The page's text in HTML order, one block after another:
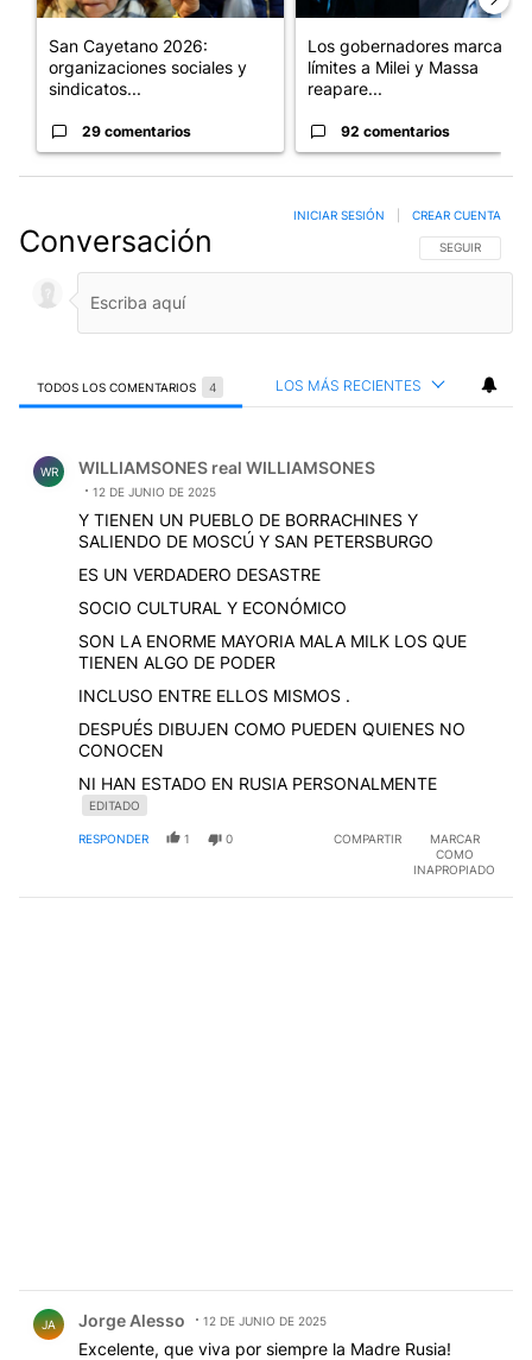
San Cayetano 2026:
organizaciones sociales y
sindicatos...
29 comentarios
Los gobernadores marcan
límites a Milei y Massa
reapare...
92 comentarios
Conversación SIGA ESTA
SEGUIR
INICIAR SESIÓN CREAR CUENTA
TODOS LOS COMENTARIOS 4 LOS MÁS RECIENTES
WR WILLIAMSONES real WILLIAMSONES
12 DE JUNIO DE 2025
Y TIENEN UN PUEBLO DE BORRACHINES Y
SALIENDO DE MOSCÚ Y SAN PETERSBURGO
ES UN VERDADERO DESASTRE
SOCIO CULTURAL Y ECONÓMICO
SON LA ENORME MAYORIA MALA MILK LOS QUE
TIENEN ALGO DE PODER
INCLUSO ENTRE ELLOS MISMOS .
DESPUÉS DIBUJEN COMO PUEDEN QUIENES NO
CONOCEN
NI HAN ESTADO EN RUSIA PERSONALMENTE
EDITADO
RESPONDER 1 0 COMPARTIR
MARCAR
COMO
INAPROPIADO
JA Jorge Alesso 12 DE JUNIO DE 2025
Excelente, que viva por siempre la Madre Rusia!